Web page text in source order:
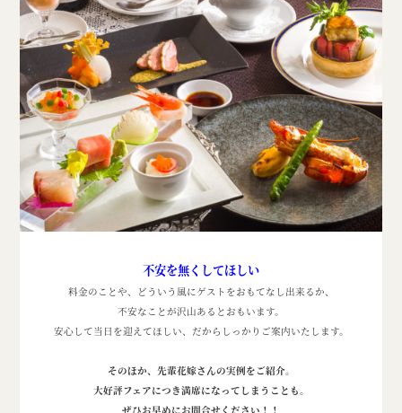
不安を無くしてほしい
料金のことや、どういう風にゲストをおもてなし出来るか、
不安なことが沢山あるとおもいます。
安心して当日を迎えてほしい、だからしっかりご案内いたします。
そのほか、先輩花嫁さんの実例をご紹介。
大好評フェアにつき満席になってしまうことも。
ぜひお早めにお問合せください！！